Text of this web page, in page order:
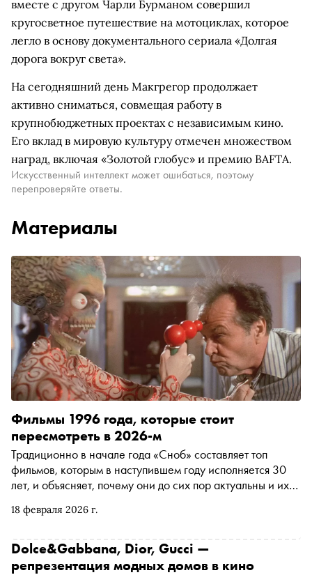
вместе с другом Чарли Бурманом совершил
кругосветное путешествие на мотоциклах, которое
легло в основу документального сериала «Долгая
дорога вокруг света».
На сегодняшний день Макгрегор продолжает
активно сниматься, совмещая работу в
крупнобюджетных проектах с независимым кино.
Его вклад в мировую культуру отмечен множеством
наград, включая «Золотой глобус» и премию BAFTA.
Искусственный интеллект может ошибаться, поэтому
перепроверяйте ответы.
Материалы
18 февраля 2026 г.
Фильмы 1996 года, которые стоит
пересмотреть в 2026-м
Традиционно в начале года «Сноб» составляет топ
фильмов, которым в наступившем году исполняется 30
лет, и объясняет, почему они до сих пор актуальны и их
Dolce&Gabbana, Dior, Gucci —
репрезентация модных домов в кино